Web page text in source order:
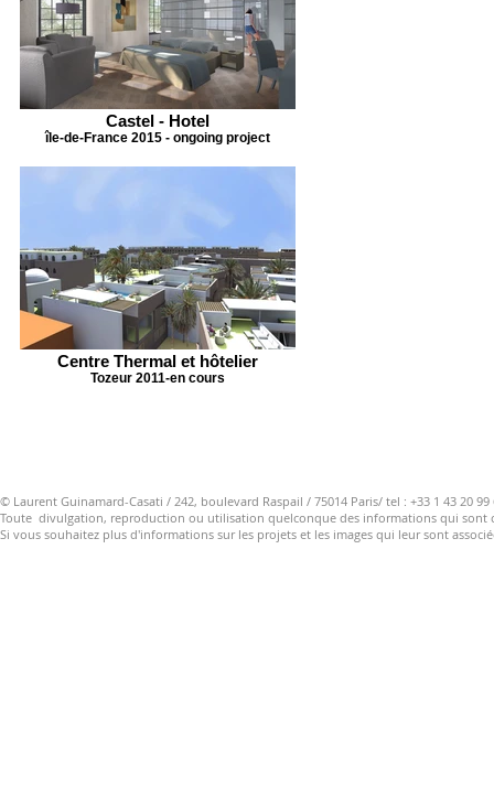
Castel - Hotel
île-de-France 2015 - ongoing project
Centre Thermal et hôtelier
Tozeur 2011-en cours
© Laurent Guinamard-Casati / 242, boulevard Raspail / 75014 Paris/ tel : +33 1 43 20
Toute divulgation, reproduction ou utilisation quelconque des informations qui sont
Si vous souhaitez plus d'informations sur les projets et les images qui leur sont